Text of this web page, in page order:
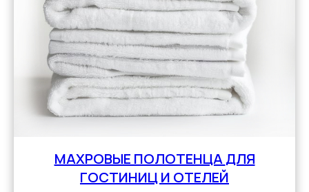
МАХРОВЫЕ ПОЛОТЕНЦАДЛЯ
ГОСТИНИЦ И ОТЕЛЕЙ